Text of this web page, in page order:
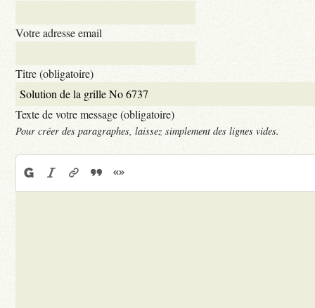
Votre adresse email
Titre (obligatoire)
Texte de votre message (obligatoire)
Pour créer des paragraphes, laissez simplement des lignes vides.